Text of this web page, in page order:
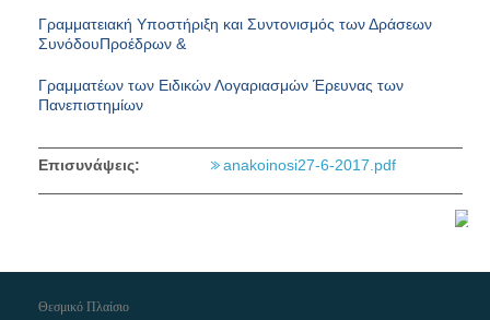
Γραμματειακή Υποστήριξη και Συντονισμός των Δράσεων
ΣυνόδουΠροέδρων &
Γραμματέων των Ειδικών Λογαριασμών Έρευνας των
Πανεπιστημίων
Επισυνάψεις: anakoinosi27-6-2017.pdf
Θεσμικό Πλαίσιο